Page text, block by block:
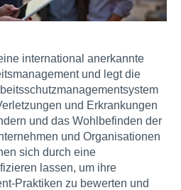
international anerkannte
und legt die
und Erkrankungen
und das Wohlbefinden der
und Organisationen
sich durch eine
lassen, um ihre
Praktiken zu bewerten und